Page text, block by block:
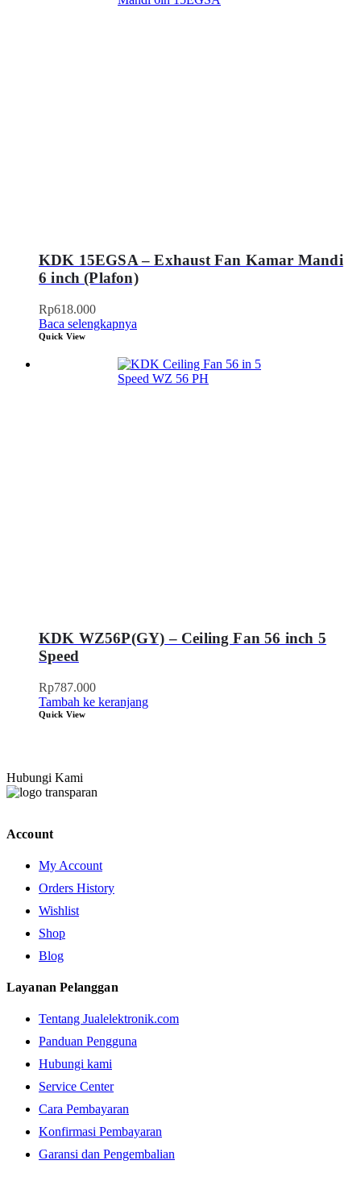
KDK 15EGSA – Exhaust Fan Kamar Mandi
6 inch (Plafon)
Rp618.000
Baca selengkapnya
Quick View
KDK WZ56P(GY) – Ceiling Fan 56 inch 5
Speed
Rp787.000
Tambah ke keranjang
Quick View
Hubungi Kami
Account
My Account
Orders History
Wishlist
Shop
Blog
Layanan Pelanggan
Tentang Jualelektronik.com
Panduan Pengguna
Hubungi kami
Service Center
Cara Pembayaran
Konfirmasi Pembayaran
Garansi dan Pengembalian